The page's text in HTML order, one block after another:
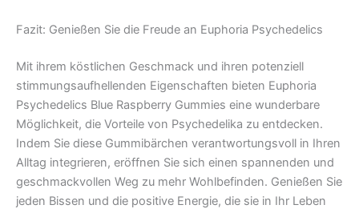
Fazit: Genießen Sie die Freude an Euphoria Psychedelics
Mit ihrem köstlichen Geschmack und ihren potenziell
stimmungsaufhellenden Eigenschaften bieten Euphoria
Psychedelics Blue Raspberry Gummies eine wunderbare
Möglichkeit, die Vorteile von Psychedelika zu entdecken.
Indem Sie diese Gummibärchen verantwortungsvoll in Ihren
Alltag integrieren, eröffnen Sie sich einen spannenden und
geschmackvollen Weg zu mehr Wohlbefinden. Genießen Sie
jeden Bissen und die positive Energie, die sie in Ihr Leben